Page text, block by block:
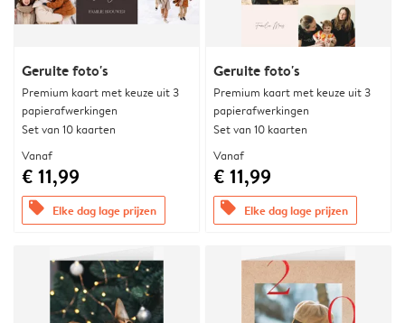
Geruite foto's
Premium kaart met keuze uit 3
papierafwerkingen
Set van 10 kaarten
Vanaf
€ 11,99
offers Elke dag lage prijzen
Geruite foto's
Premium kaart met keuze uit 3
papierafwerkingen
Set van 10 kaarten
Vanaf
€ 11,99
offers Elke dag lage prijzen